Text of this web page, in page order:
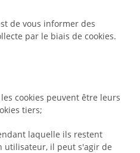
de vous informer des
par le biais de cookies.
cookies peuvent être leurs
tiers;
laquelle ils restent
il peut s'agir de